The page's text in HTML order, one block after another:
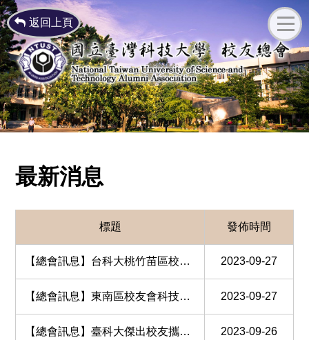
返回上頁
最新消息
標題 發佈時間
【總會訊息】台科大桃竹苗區校友會籌備委員會正式成立 2023-09-27
【總會訊息】東南區校友會科技論壇及年會 2023-09-27
【總會訊息】臺科大傑出校友攜手創新育成中心 頒出百萬獎金鼓勵學子創新創業 2023-09-26